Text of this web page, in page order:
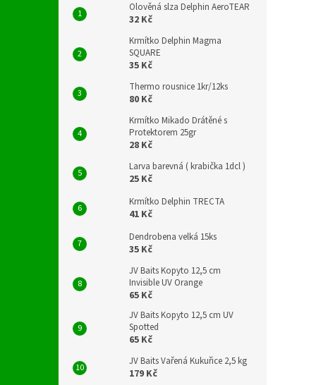
Olověná slza Delphin AeroTEAR
32 Kč
Krmítko Delphin Magma
SQUARE
35 Kč
Thermo rousnice 1kr/12ks
80 Kč
Krmítko Mikado Drátěné s
Protektorem 25gr
28 Kč
Larva barevná ( krabička 1dcl )
25 Kč
Krmítko Delphin TRECTA
41 Kč
Dendrobena velká 15ks
35 Kč
JV Baits Kopyto 12,5 cm
Invisible UV Orange
65 Kč
JV Baits Kopyto 12,5 cm UV
Spotted
65 Kč
JV Baits Vařená Kukuřice 2,5 kg
179 Kč